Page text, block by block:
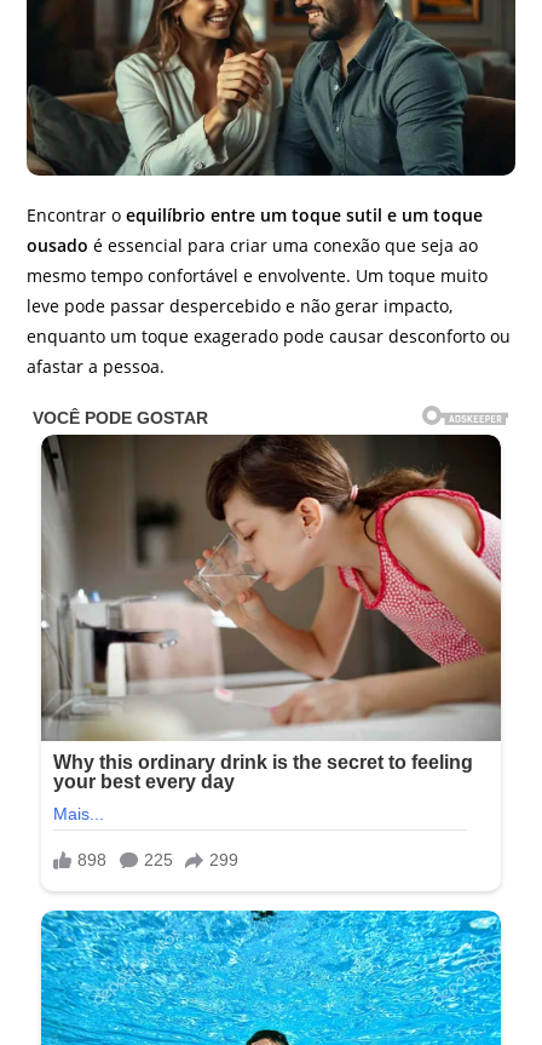
Encontrar oequilíbrio entre um toque sutil e um toque
ousado é essencial para criar uma conexão que seja ao
mesmo tempo confortável e envolvente. Um toque muito
leve pode passar despercebido e não gerar impacto,
enquanto um toque exagerado pode causar desconforto ou
afastar a pessoa.